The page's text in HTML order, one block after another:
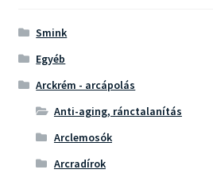
Smink
Egyéb
Arckrém - arcápolás
Anti-aging, ránctalanítás
Arclemosók
Arcradírok